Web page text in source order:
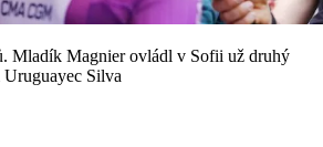
Mladík Magnier ovládl v Sofii už druhý
Silva